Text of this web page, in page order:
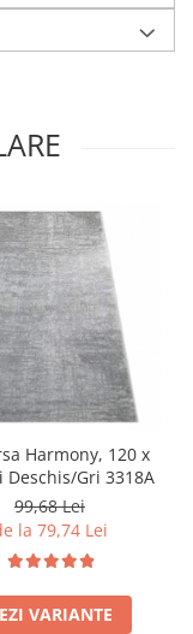
Harmony, 120 x
Deschis/Gri 3318A
99,68 Lei
la 79,74 Lei
VARIANTE